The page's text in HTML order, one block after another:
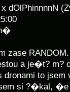
dOlPhinnnnN
zase
a je�t? m?
dronami to
si ?�kal, �e